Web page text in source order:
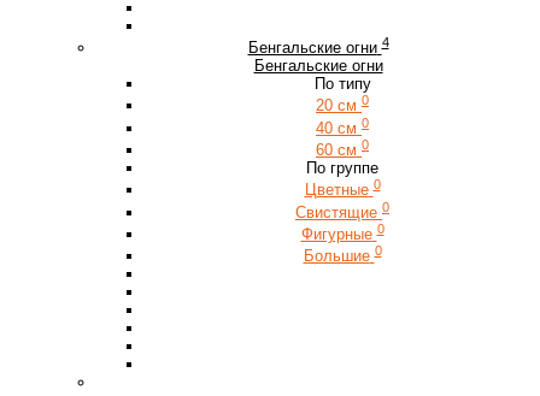
Бенгальские огни 4
Бенгальские огни
По типу
20 см 0
40 см 0
60 см 0
По группе
Цветные 0
Свистящие 0
Фигурные 0
Большие 0